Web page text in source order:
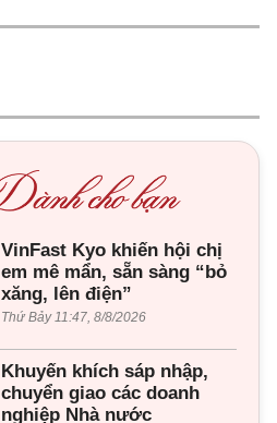
VinFast Kyo khiến hội chị
em mê mẩn, sẵn sàng “bỏ
xăng, lên điện”
Thứ Bảy 11:47, 8/8/2026
Khuyến khích sáp nhập,
chuyển giao các doanh
nghiệp Nhà nước